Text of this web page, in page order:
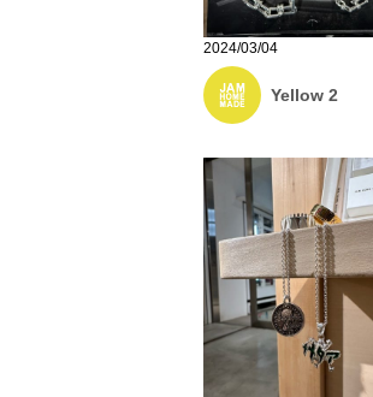
2024/03/04
Yellow 2